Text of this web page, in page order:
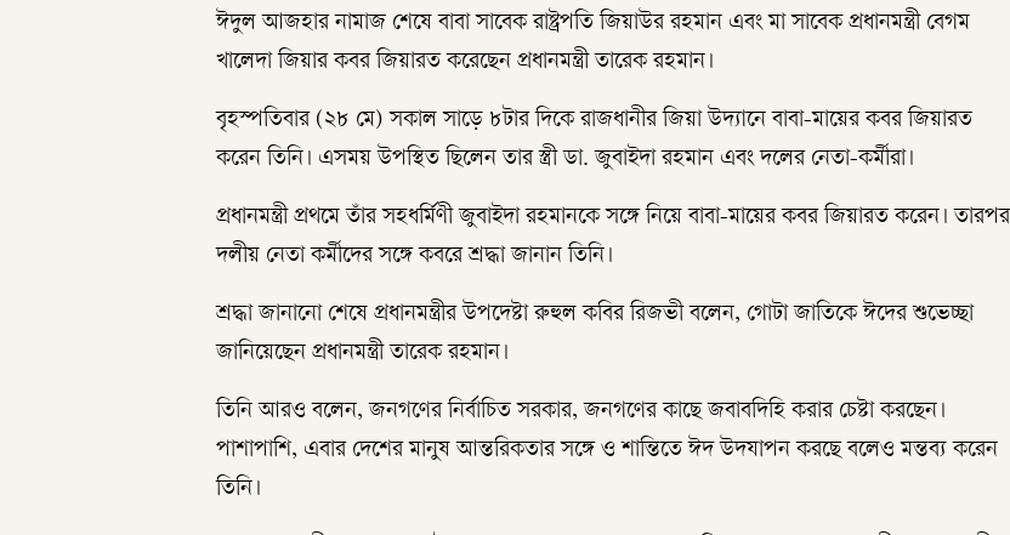
ঈদুল আজহার নামাজ শেষে বাবা সাবেক রাষ্ট্রপতি জিয়াউর রহমান এবং মা সাবেক প্রধানমন্ত্রী বেগম
খালেদা জিয়ার কবর জিয়ারত করেছেন প্রধানমন্ত্রী তারেক রহমান।
বৃহস্পতিবার (২৮ মে) সকাল সাড়ে ৮টার দিকে রাজধানীর জিয়া উদ্যানে বাবা-মায়ের কবর জিয়ারত
করেন তিনি। এসময় উপস্থিত ছিলেন তার স্ত্রী ডা. জুবাইদা রহমান এবং দলের নেতা-কর্মীরা।
প্রধানমন্ত্রী প্রথমে তাঁর সহধর্মিণী জুবাইদা রহমানকে সঙ্গে নিয়ে বাবা-মায়ের কবর জিয়ারত করেন। তারপর
দলীয় নেতা কর্মীদের সঙ্গে কবরে শ্রদ্ধা জানান তিনি।
শ্রদ্ধা জানানো শেষে প্রধানমন্ত্রীর উপদেষ্টা রুহুল কবির রিজভী বলেন, গোটা জাতিকে ঈদের শুভেচ্ছা
জানিয়েছেন প্রধানমন্ত্রী তারেক রহমান।
তিনি আরও বলেন, জনগণের নির্বাচিত সরকার, জনগণের কাছে জবাবদিহি করার চেষ্টা করছেন।
পাশাপাশি, এবার দেশের মানুষ আন্তরিকতার সঙ্গে ও শান্তিতে ঈদ উদযাপন করছে বলেও মন্তব্য করেন
তিনি।